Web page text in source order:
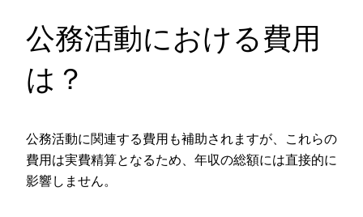
公務活動における費用
は？
公務活動に関連する費用も補助されますが、これらの
費用は実費精算となるため、年収の総額には直接的に
影響しません。